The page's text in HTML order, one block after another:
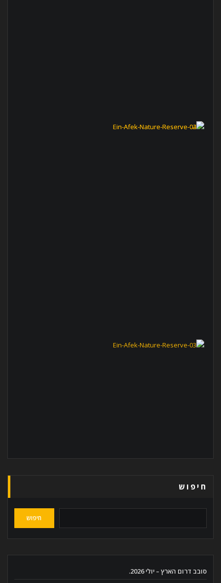
חיפוש
חיפוש
סובב דרום הארץ – יולי 2026.